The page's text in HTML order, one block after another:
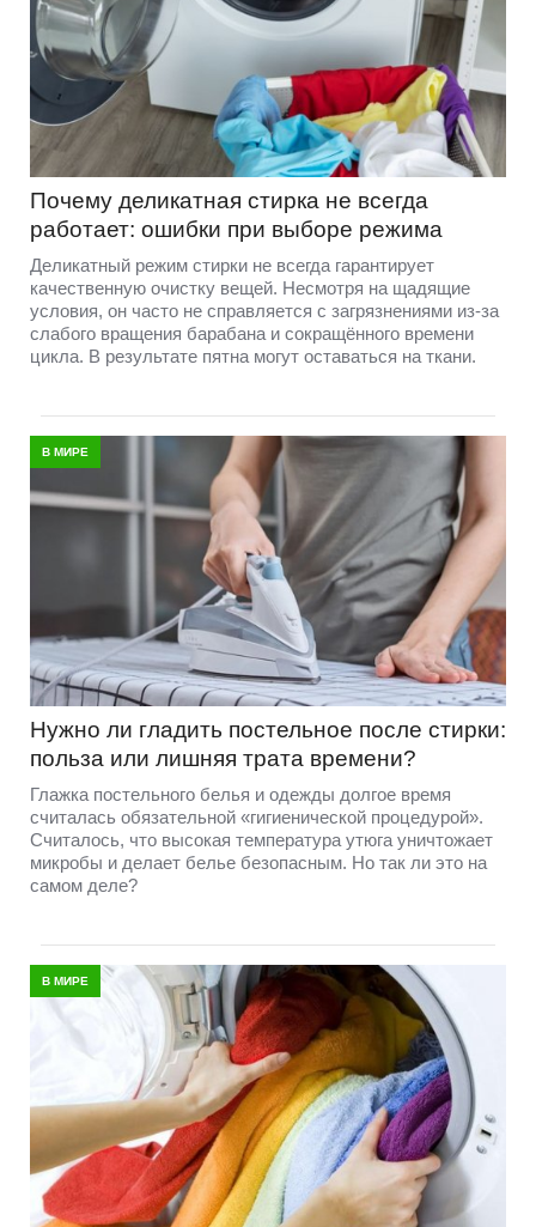
Почему деликатная стирка не всегда
работает: ошибки при выборе режима
Деликатный режим стирки не всегда гарантирует
качественную очистку вещей. Несмотря на щадящие
условия, он часто не справляется с загрязнениями из-за
слабого вращения барабана и сокращённого времени
цикла. В результате пятна могут оставаться на ткани.
В МИРЕ
Нужно ли гладить постельное после стирки:
польза или лишняя трата времени?
Глажка постельного белья и одежды долгое время
считалась обязательной «гигиенической процедурой».
Считалось, что высокая температура утюга уничтожает
микробы и делает белье безопасным. Но так ли это на
самом деле?
В МИРЕ